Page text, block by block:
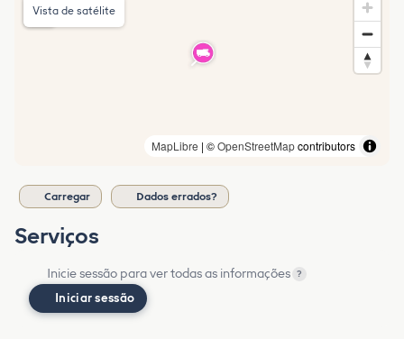
MapLibre | ©OpenStreetMapcontributors
Vista de satélite
Carregar Dados errados?
Serviços
Inicie sessão para ver todas as informações ?
Iniciar sessão